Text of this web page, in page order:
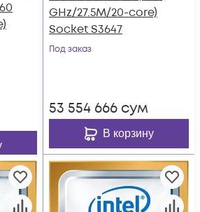
GHz/27.5M/20-core)
Socket S3647
Под заказ
53 554 666 сум
В корзину